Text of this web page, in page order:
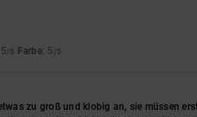
/5 Farbe: 5 /5
zu groß und klobig an, sie müssen